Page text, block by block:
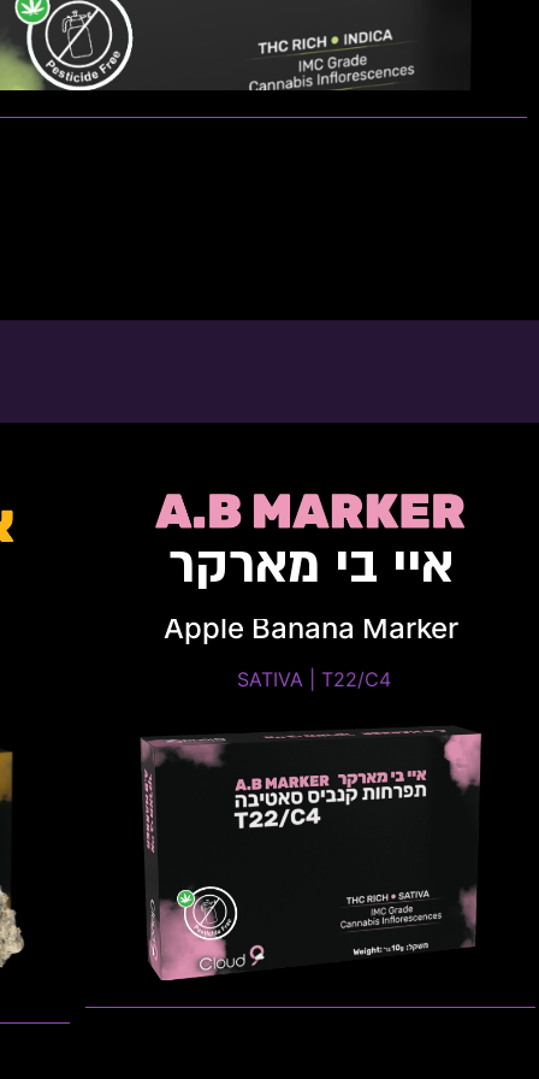
פתיחות שקית ומלאי זמין
איי בי מארקר
Apple Banana Marker
SATIVA | T22/C4 ​
SATIVA | T22/C4
THC: 20%-24% | CBD: 0%-1%
טרפנים דומיננטים: Pinene, Caryophyllene,
Limonene
פתיחות שקית ומלאי זמין